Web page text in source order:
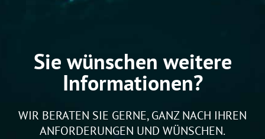
Sie wünschen weitere
Informationen?
WIR BERATEN SIE GERNE, GANZ NACH IHREN
ANFORDERUNGEN UND WÜNSCHEN.